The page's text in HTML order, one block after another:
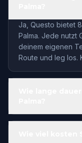
Ja, Questo bietet
Palma. Jede nutzt
deinem eigenen
Route und leg los.